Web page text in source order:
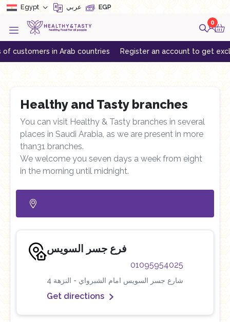
Egypt عربي EGP
0
in Arab countries Register an account to get exclusive
Healthy and Tasty branches
You can visit Healthy & Tasty branches in several
places in Saudi Arabia, as we are present in more
than31 branches.
We welcome you seven days a week from eight
in the morning until midnight.
فرع جسر السويس
01095954025
4 شارع جسر السويس امام الشبرواي - النزهة
Get directions